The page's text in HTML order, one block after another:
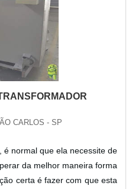
CARLOS - SP
normal que ela necessite de
da melhor maneira forma
certa é fazer com que esta